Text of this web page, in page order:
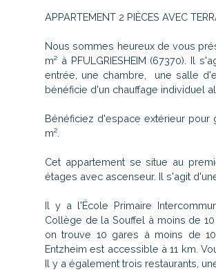
APPARTEMENT 2 PIÈCES AVEC
Nous sommes heureux de vous
m² à PFULGRIESHEIM (67370). Il
entrée, une chambre, une salle
bénéficie d'un chauffage individuel
Bénéficiez d'espace extérieur
m².
Cet appartement se situe au
étages avec ascenseur. Il s'agit
Il y a l'École Primaire
Collège de la Souffel à moins de
on trouve 10 gares à moins de
Entzheim est accessible à 11 km.
Il y a également trois restaurants,